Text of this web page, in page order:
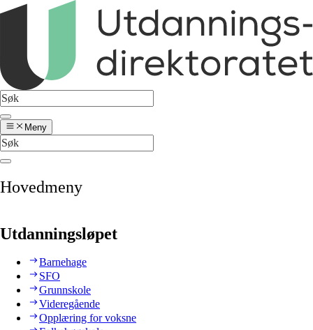
Meny
Hovedmeny
Utdanningsløpet
Barnehage
SFO
Grunnskole
Videregående
Opplæring for voksne